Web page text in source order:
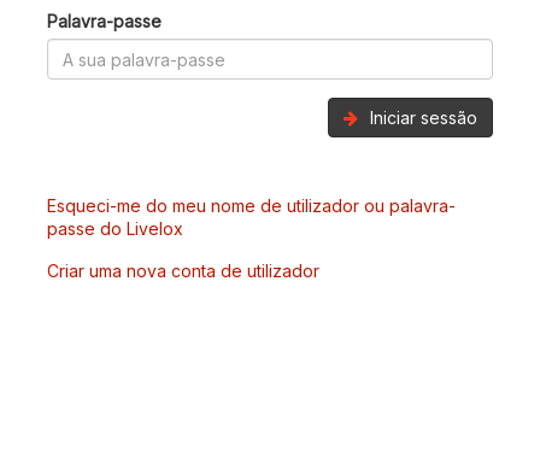
Palavra-passe
Iniciar sessão
Esqueci-me do meu nome de utilizador ou palavra-
passe do Livelox
Criar uma nova conta de utilizador